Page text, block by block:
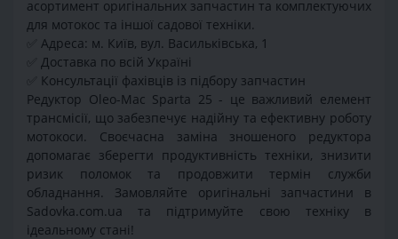
асортимент оригінальних запчастин та комплектуючих
для мотокос та іншої садової техніки.
✅ Адреса: м. Київ, вул. Васильківська, 1
✅ Доставка по всій Україні
✅ Консультації фахівців із підбору запчастин
Редуктор Oleo-Mac Sparta 25 - це важливий елемент
трансмісії, що забезпечує надійну та ефективну роботу
мотокоси. Своєчасна заміна зношеного редуктора
допомагає зберегти продуктивність техніки, знизити
ризик поломок та продовжити термін служби
обладнання. Замовляйте оригінальні запчастини в
Sadovka.com.ua та підтримуйте свою техніку в
ідеальному стані!